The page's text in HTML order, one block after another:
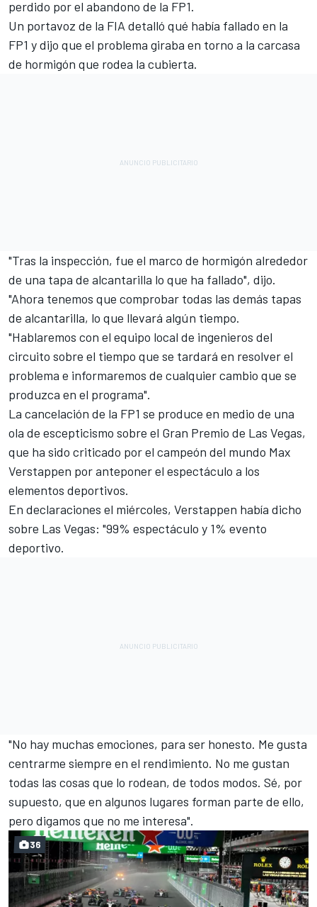
perdido por el abandono de la FP1.
Un portavoz de la FIA detalló qué había fallado en la
FP1 y dijo que el problema giraba en torno a la carcasa
de hormigón que rodea la cubierta.
"Tras la inspección, fue el marco de hormigón alrededor
de una tapa de alcantarilla lo que ha fallado", dijo.
"Ahora tenemos que comprobar todas las demás tapas
de alcantarilla, lo que llevará algún tiempo.
"Hablaremos con el equipo local de ingenieros del
circuito sobre el tiempo que se tardará en resolver el
problema e informaremos de cualquier cambio que se
produzca en el programa".
La cancelación de la FP1 se produce en medio de una
ola de escepticismo sobre el Gran Premio de Las Vegas,
que ha sido criticado por el campeón del mundo Max
Verstappen por anteponer el espectáculo a los
elementos deportivos.
En declaraciones el miércoles, Verstappen había dicho
sobre Las Vegas: "99% espectáculo y 1% evento
deportivo.
"No hay muchas emociones, para ser honesto. Me gusta
centrarme siempre en el rendimiento. No me gustan
todas las cosas que lo rodean, de todos modos. Sé, por
supuesto, que en algunos lugares forman parte de ello,
pero digamos que no me interesa".
36